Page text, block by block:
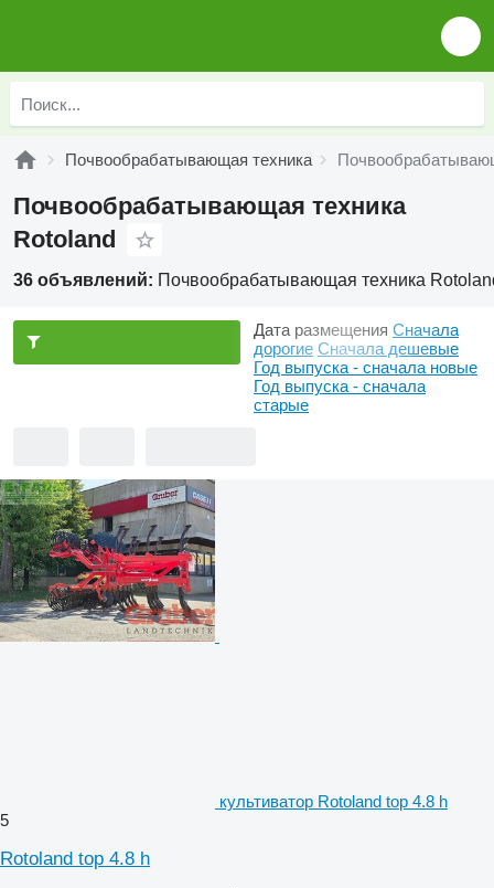
Почвообрабатывающая техника
Почвообрабатывающая техника
Rotoland
36 объявлений: Почвообрабатывающая техника
Дата размещения Сначала
дорогие Сначала дешевые
Год выпуска - сначала новые
Год выпуска - сначала
старые
культиватор Rotoland top 4.8 h
5
Rotoland top 4.8 h